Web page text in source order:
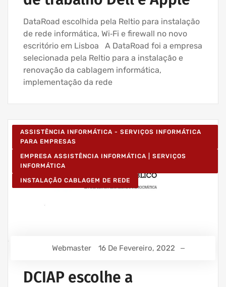
DataRoad escolhida pela Reltio para instalação
de rede informática, Wi‑Fi e firewall no novo
escritório em Lisboa A DataRoad foi a empresa
selecionada pela Reltio para a instalação e
renovação da cablagem informática,
implementação da rede
ASSISTÊNCIA INFORMÁTICA - SERVIÇOS INFORMÁTICA
PARA EMPRESAS
EMPRESA ASSISTÊNCIA INFORMÁTICA | SERVIÇOS
INFORMÁTICA
INSTALAÇÃO CABLAGEM DE REDE
Webmaster 16 De Fevereiro, 2022
DCIAP escolhe a